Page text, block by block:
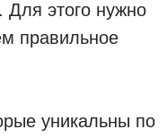
Для этого нужно
правильное
уникальны по